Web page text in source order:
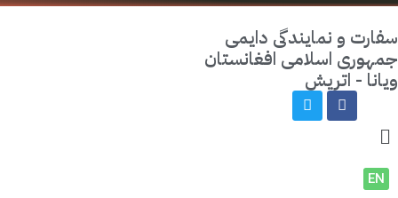
و نمایندگی دایمی
اسلامی افغانستان
- اتریش
EN